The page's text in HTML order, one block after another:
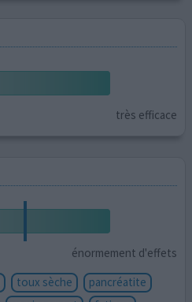
très efficace
énormement d'effets
toux sèche
pancréatite